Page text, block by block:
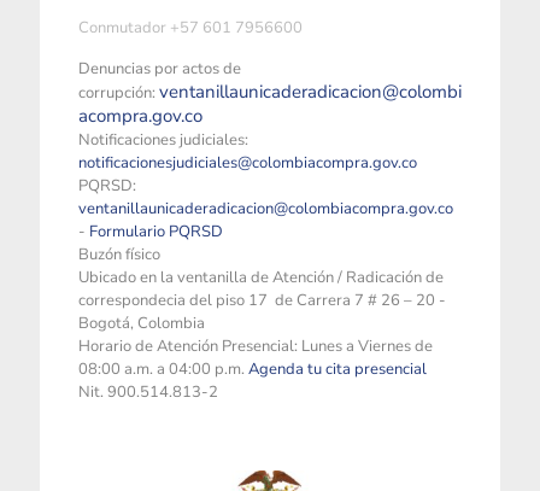
Conmutador +57 601 7956600
Denuncias por actos de
corrupción: ventanillaunicaderadicacion@colombi
acompra.gov.co
Notificaciones judiciales:
notificacionesjudiciales@colombiacompra.gov.co
PQRSD:
ventanillaunicaderadicacion@colombiacompra.gov.co
- Formulario PQRSD
Buzón físico
Ubicado en la ventanilla de Atención / Radicación de
correspondecia del piso 17 de Carrera 7 # 26 – 20 -
Bogotá, Colombia
Horario de Atención Presencial: Lunes a Viernes de
08:00 a.m. a 04:00 p.m. Agenda tu cita presencial
Nit. 900.514.813-2